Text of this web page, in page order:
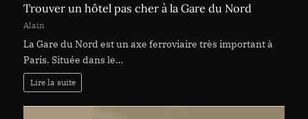
Trouver un hôtel pas cher à la Gare du Nord
Alain
La Gare du Nord est un axe ferroviaire très important à
Paris. Située dans le…
Lire la suite